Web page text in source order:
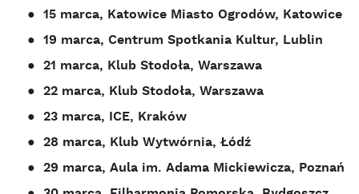
● 15 marca, Katowice Miasto Ogrodów, Katowice
● 19 marca, Centrum Spotkania Kultur, Lublin
● 21 marca, Klub Stodoła, Warszawa
● 22 marca, Klub Stodoła, Warszawa
● 23 marca, ICE, Kraków
● 28 marca, Klub Wytwórnia, Łódź
● 29 marca, Aula im. Adama Mickiewicza, Poznań